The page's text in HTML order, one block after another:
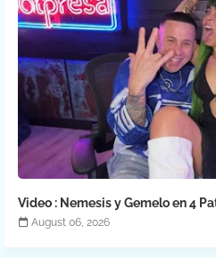
Video : Nemesis y Gemelo en 4
August 06, 2026